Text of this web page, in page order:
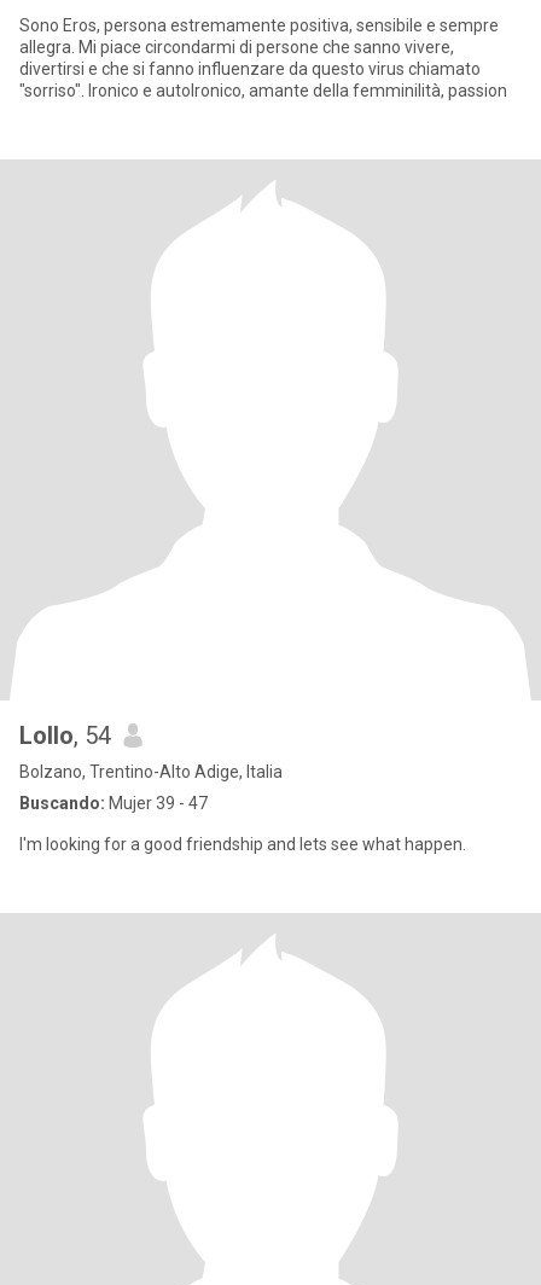
Sono Eros, persona estremamente positiva, sensibile e sempre
allegra. Mi piace circondarmi di persone che sanno vivere,
divertirsi e che si fanno influenzare da questo virus chiamato
"sorriso". Ironico e autoIronico, amante della femminilità, passion
Lollo, 54
Bolzano, Trentino-Alto Adige, Italia
Buscando: Mujer 39 - 47
I'm looking for a good friendship and lets see what happen.